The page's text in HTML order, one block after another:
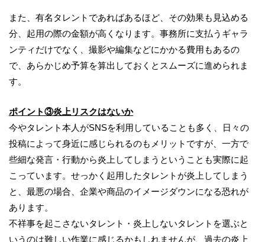
また、有名タレントであればあるほど、その効果も見込める
分、起用の際の金額が高くなります。事務所に支払うギャラ
ンティだけでなく、撮影や編集などにかかる費用もあるの
で、あらかじめ予算を算出しておくとスムーズに進められま
す。
ポイント③炎上リスクはないか
今やタレント本人がSNSを利用していることも多く、日々の
投稿によって身近に感じられるのもメリットですが、一方で
些細な発言・行動から炎上してしまうということも実際に起
こっています。せっかく起用したタレントが炎上してしまう
と、最悪の場合、企業や商品のイメージダウンになる恐れが
あります。
不祥事を起こさないタレント・炎上しないタレントを選ぶと
いうのは難しい作業に感じるかもしれませんが、過去の炎上